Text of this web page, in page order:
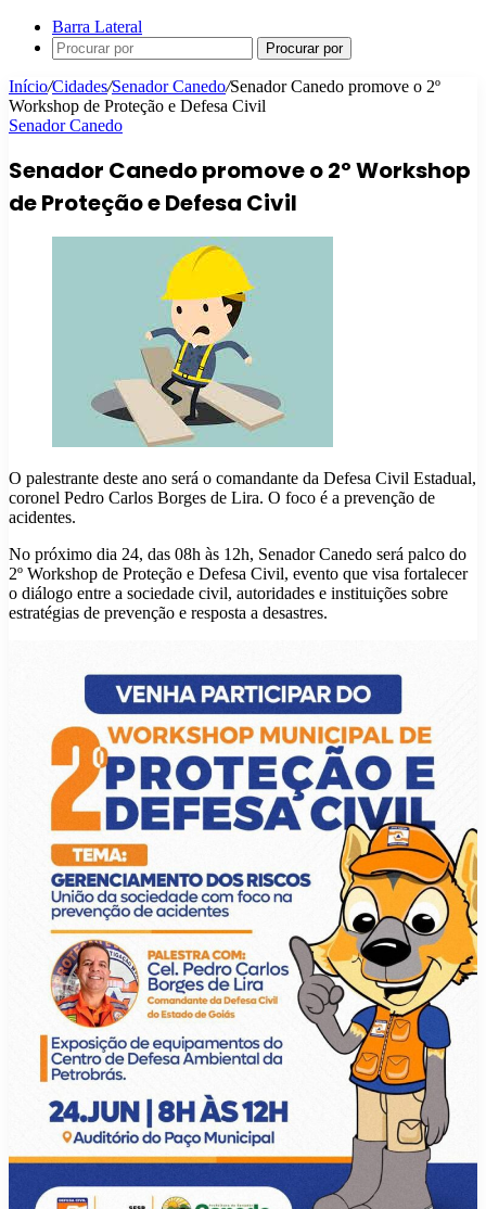
Barra Lateral
Procurar por
Início/Cidades/Senador Canedo/Senador Canedo promove o 2º
Workshop de Proteção e Defesa Civil
Senador Canedo
Senador Canedo promove o 2º Workshop
de Proteção e Defesa Civil
O palestrante deste ano será o comandante da Defesa Civil Estadual,
coronel Pedro Carlos Borges de Lira. O foco é a prevenção de
acidentes.
No próximo dia 24, das 08h às 12h, Senador Canedo será palco do
2º Workshop de Proteção e Defesa Civil, evento que visa fortalecer
o diálogo entre a sociedade civil, autoridades e instituições sobre
estratégias de prevenção e resposta a desastres.